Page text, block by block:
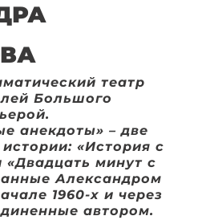
театр
Большого
анекдоты» – две
«История с
минут с
Александром
1960-х и через
автором.